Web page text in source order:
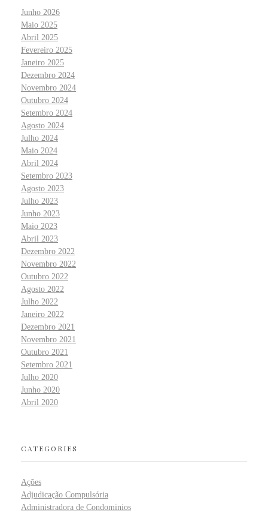
Junho 2026
Maio 2025
Abril 2025
Fevereiro 2025
Janeiro 2025
Dezembro 2024
Novembro 2024
Outubro 2024
Setembro 2024
Agosto 2024
Julho 2024
Maio 2024
Abril 2024
Setembro 2023
Agosto 2023
Julho 2023
Junho 2023
Maio 2023
Abril 2023
Dezembro 2022
Novembro 2022
Outubro 2022
Agosto 2022
Julho 2022
Janeiro 2022
Dezembro 2021
Novembro 2021
Outubro 2021
Setembro 2021
Julho 2020
Junho 2020
Abril 2020
CATEGORIES
Ações
Adjudicação Compulsória
Administradora de Condominios